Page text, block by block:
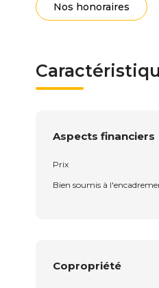
Nos honoraires
Aspects financiers
Prix
Bien soumis à
Copropriété